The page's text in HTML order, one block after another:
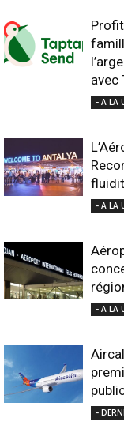
avec
- A LA
- A LA
- A LA
-